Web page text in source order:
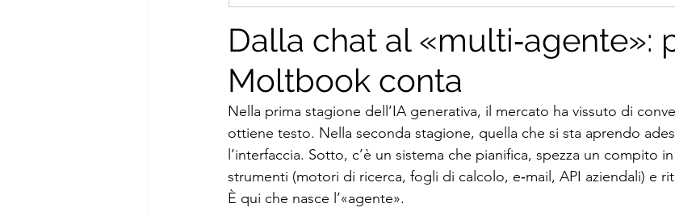
Dalla chat al «multi‑agente»:
Moltbook conta
Nella prima stagione dell’IA generativa, il mercato ha vissuto di
ottiene testo. Nella seconda stagione, quella che si sta aprendo
l’interfaccia. Sotto, c’è un sistema che pianifica, spezza un compito
strumenti (motori di ricerca, fogli di calcolo, e‑mail, API aziendali) e
È qui che nasce l’«agente».